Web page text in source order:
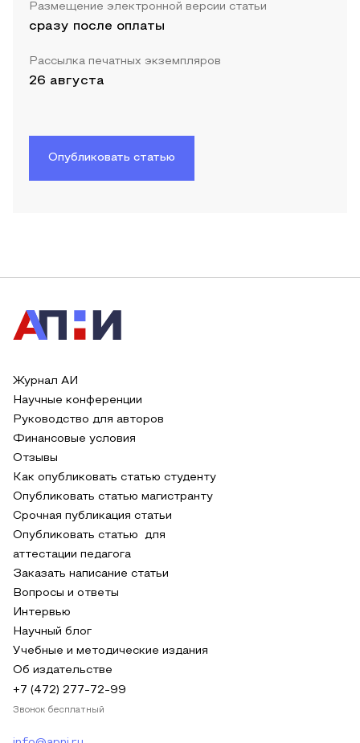
Размещение электронной версии статьи
сразу после оплаты
Рассылка печатных экземпляров
26 августа
Опубликовать статью
Журнал АИ
Научные конференции
Руководство для авторов
Финансовые условия
Отзывы
Как опубликовать статью студенту
Опубликовать статью магистранту
Срочная публикация статьи
Опубликовать статью для
аттестации педагога
Заказать написание статьи
Вопросы и ответы
Интервью
Научный блог
Учебные и методические издания
Об издательстве
+7 (472) 277-72-99
Звонок бесплатный